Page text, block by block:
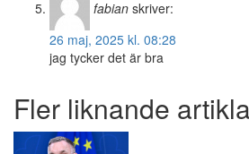
fabian skriver:
26 maj, 2025 kl. 08:28
jag tycker det är bra
Fler liknande